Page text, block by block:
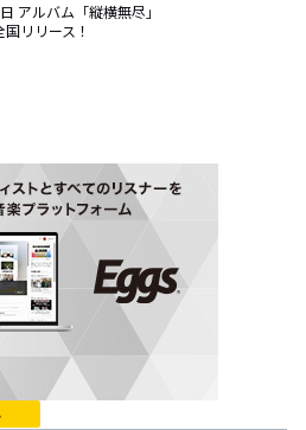
アルバム「縦横無尽」
国リリース！